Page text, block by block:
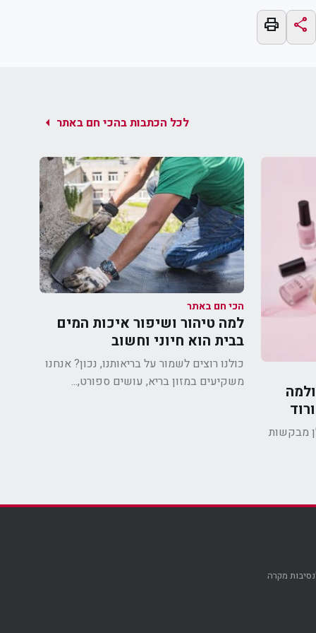
share
print
לכל הכתבות בהכי חם באתר arrow_left
מבקשות
הכי חם באתר
למה טיהור ושיפור איכות המים
בבית הוא חיוני וחשוב
כולנו רוצים לשמור על בריאותנו, נכון? אנחנו
משקיעים במזון בריא, עושים ספורט,...
מקרה